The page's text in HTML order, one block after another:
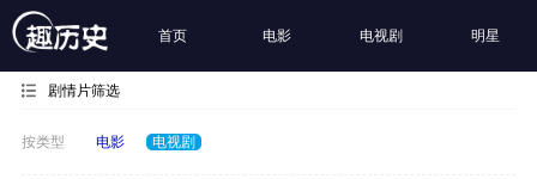
首页 电影 电视剧 明星
剧情片筛选
按类型 电影 电视剧